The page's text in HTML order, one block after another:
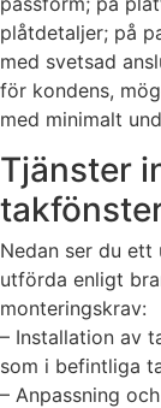
plåtdetaljer; på
med svetsad
för kondens,
med minimalt
Tjänster
Nedan ser du
utförda enligt
monteringskrav:
– Installation av
som i befintliga
– Anpassning